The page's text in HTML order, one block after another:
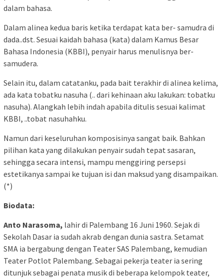
dalam bahasa.
Dalam alinea kedua baris ketika terdapat kata ber- samudra di
dada..dst. Sesuai kaidah bahasa (kata) dalam Kamus Besar
Bahasa Indonesia (KBBI), penyair harus menulisnya ber-
samudera.
Selain itu, dalam catatanku, pada bait terakhir di alinea kelima,
ada kata tobatku nasuha (.. dari kehinaan aku lakukan: tobatku
nasuha). Alangkah lebih indah apabila ditulis sesuai kalimat
KBBI, ..tobat nasuhahku.
Namun dari keseluruhan komposisinya sangat baik. Bahkan
pilihan kata yang dilakukan penyair sudah tepat sasaran,
sehingga secara intensi, mampu menggiring persepsi
estetikanya sampai ke tujuan isi dan maksud yang disampaikan.
(*)
Biodata:
Anto Narasoma, lahir di Palembang 16 Juni 1960. Sejak di
Sekolah Dasar ia sudah akrab dengan dunia sastra. Setamat
SMA ia bergabung dengan Teater SAS Palembang, kemudian
Teater Potlot Palembang. Sebagai pekerja teater ia sering
ditunjuk sebagai penata musik di beberapa kelompok teater,